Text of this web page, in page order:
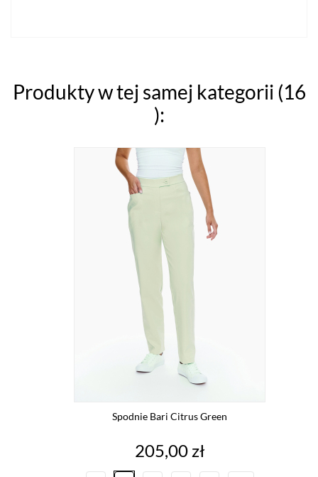
Produkty w tej samej kategorii (16
):
Spodnie Bari Citrus Green
Cena
205,00 zł